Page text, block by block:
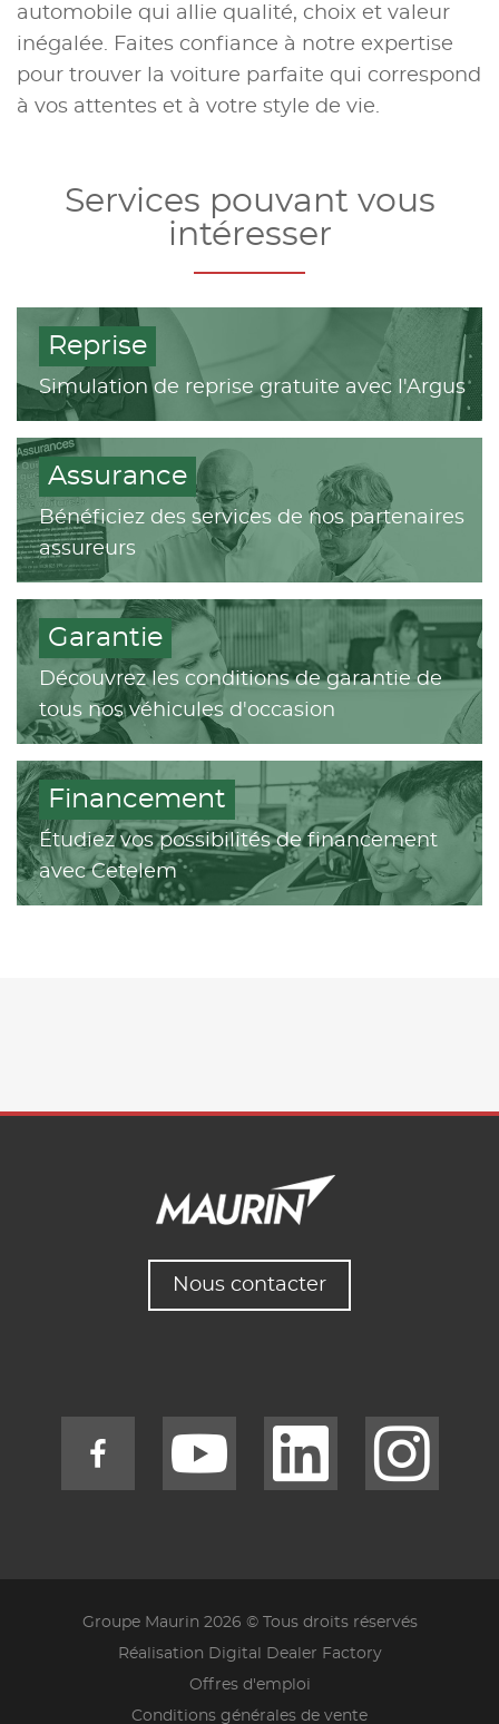
automobile qui allie qualité, choix et valeur
inégalée. Faites confiance à notre expertise
pour trouver la voiture parfaite qui correspond
à vos attentes et à votre style de vie.
Services pouvant vous
intéresser
Reprise
Simulation de reprise gratuite avec l'Argus
Assurance
Bénéficiez des services de nos partenaires
assureurs
Garantie
Découvrez les conditions de garantie de
tous nos véhicules d'occasion
Financement
Étudiez vos possibilités de financement
avec Cetelem
Nous contacter
Groupe Maurin 2026 © Tous droits réservés
Réalisation Digital Dealer Factory
Offres d'emploi
Conditions générales de vente